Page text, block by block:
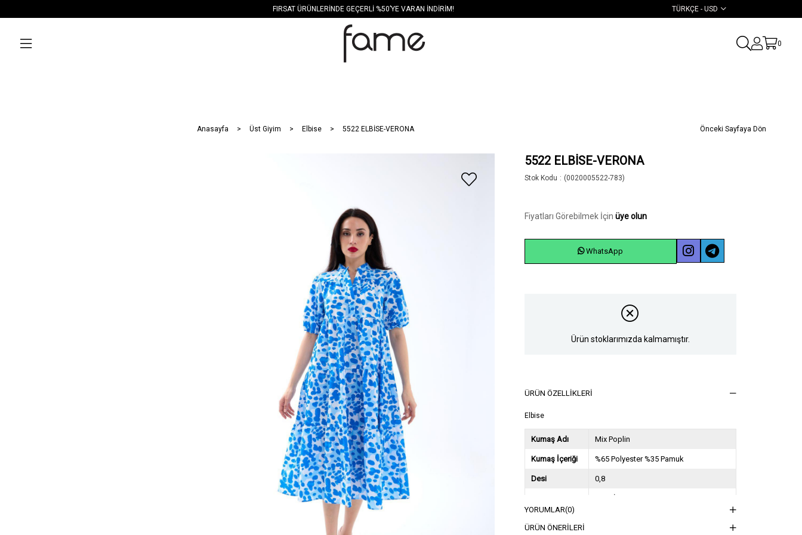
FIRSAT ÜRÜNLERİNDE GEÇERLİ %50’YE VARAN İNDİRİM! TÜRKÇE - USD
0
Anasayfa Üst Giyim Elbise 5522 ELBİSE-VERONA Önceki Sayfaya Dön
5522 ELBİSE-VERONA
Stok Kodu (0020005522-783)
Fiyatları Görebilmek İçin üye olun
WhatsApp
Ürün stoklarımızda kalmamıştır.
ÜRÜN ÖZELLIKLERI
Elbise
Kumaş Adı Mix Poplin
Kumaş İçeriği %65 Polyester %35 Pamuk
Desi 0,8
2024 İlkbahar Yaz
YORUMLAR(0)
ÜRÜN ÖNERILERI